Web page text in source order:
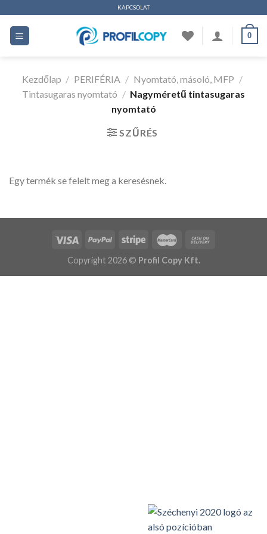
tartalomhoz
KAPCSOLAT
0
Kezdőlap / PERIFÉRIA / Nyomtató, másoló, MFP /
Tintasugaras nyomtató / Nagyméretű tintasugaras
nyomtató
SZŰRÉS
Egy termék se felelt meg a keresésnek.
Copyright 2026 © Profil Copy Kft.